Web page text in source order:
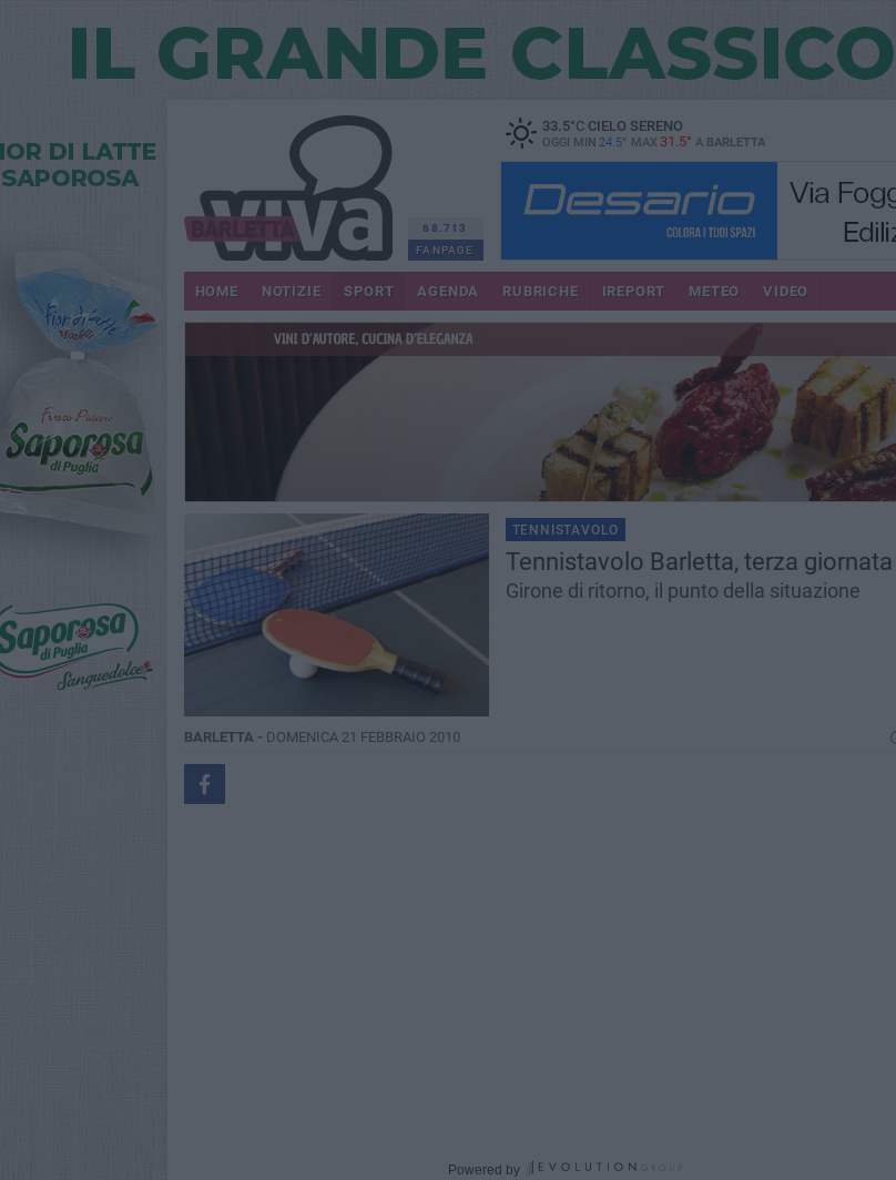
68.713
FANPAGE
33.5°CCIELO SERENO
OGGI MIN 24.5° MAX 31.5° A BARLETTA
HOME NOTIZIE SPORT AGENDA RUBRICHE IREPORT METEO VIDEO
TENNISTAVOLO
Tennistavolo Barletta, terza giornata
Girone di ritorno, il punto della situazione
BARLETTA - DOMENICA 21 FEBBRAIO 2010
Powered by